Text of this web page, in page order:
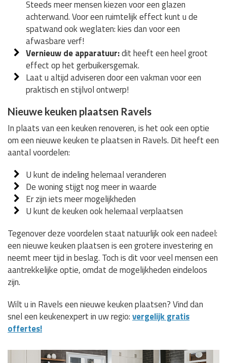
Steeds meer mensen kiezen voor een glazen
achterwand. Voor een ruimtelijk effect kunt u de
spatwand ook weglaten: kies dan voor een
afwasbare verf!
Vernieuw de apparatuur:dit heeft een heel groot
effect op het gerbuikersgemak.
Laat u altijd adviseren door een vakman voor een
praktisch en stijlvol ontwerp!
Nieuwe keuken plaatsen Ravels
In plaats van een keuken renoveren, is het ook een optie
om een nieuwe keuken te plaatsen in Ravels. Dit heeft een
aantal voordelen:
U kunt de indeling helemaal veranderen
De woning stijgt nog meer in waarde
Er zijn iets meer mogelijkheden
U kunt de keuken ook helemaal verplaatsen
Tegenover deze voordelen staat natuurlijk ook een nadeel:
een nieuwe keuken plaatsen is een grotere investering en
neemt meer tijd in beslag. Toch is dit voor veel mensen een
aantrekkelijke optie, omdat de mogelijkheden eindeloos
zijn.
Wilt u in Ravels een nieuwe keuken plaatsen? Vind dan
snel een keukenexpert in uw regio:vergelijk gratis
offertes!